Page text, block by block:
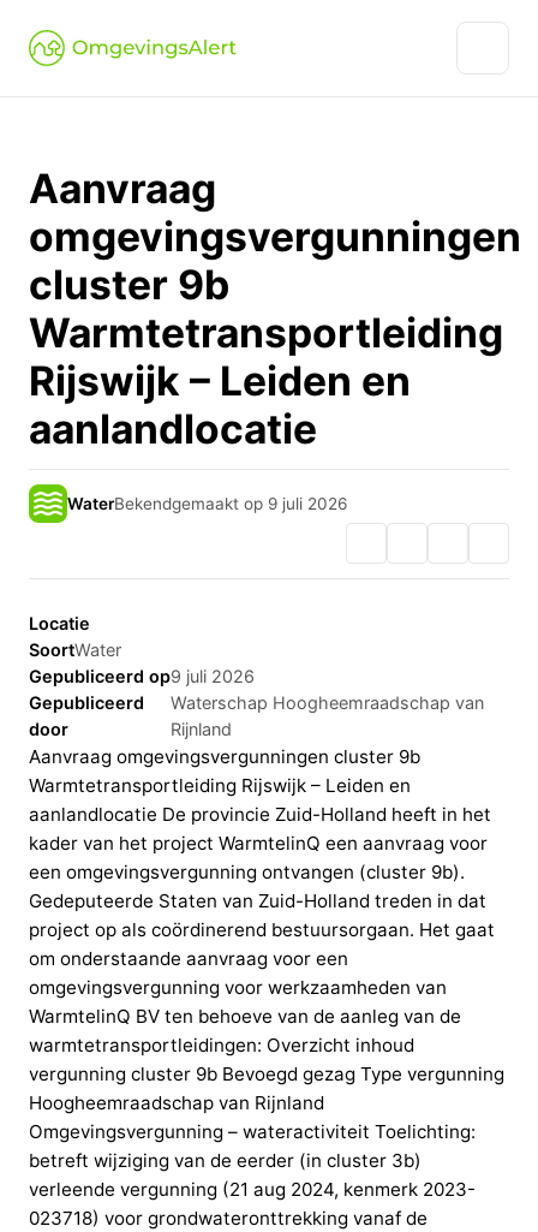
Aanvraag
omgevingsvergunningen
cluster 9b
Warmtetransportleiding
Rijswijk – Leiden en
aanlandlocatie
WaterBekendgemaakt op 9 juli 2026
Locatie
SoortWater
Gepubliceerd op9 juli 2026
Gepubliceerd
door
Waterschap Hoogheemraadschap van
Rijnland
Aanvraag omgevingsvergunningen cluster 9b
Warmtetransportleiding Rijswijk – Leiden en
aanlandlocatie De provincie Zuid-Holland heeft in het
kader van het project WarmtelinQ een aanvraag voor
een omgevingsvergunning ontvangen (cluster 9b).
Gedeputeerde Staten van Zuid-Holland treden in dat
project op als coördinerend bestuursorgaan. Het gaat
om onderstaande aanvraag voor een
omgevingsvergunning voor werkzaamheden van
WarmtelinQ BV ten behoeve van de aanleg van de
warmtetransportleidingen: Overzicht inhoud
vergunning cluster 9b Bevoegd gezag Type vergunning
Hoogheemraadschap van Rijnland
Omgevingsvergunning – wateractiviteit Toelichting:
betreft wijziging van de eerder (in cluster 3b)
verleende vergunning (21 aug 2024, kenmerk 2023-
023718) voor grondwateronttrekking vanaf de